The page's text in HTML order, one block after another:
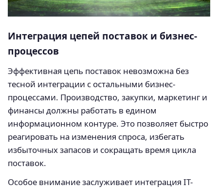
Интеграция цепей поставок и бизнес-
процессов
Эффективная цепь поставок невозможна без
тесной интеграции с остальными бизнес-
процессами. Производство, закупки, маркетинг и
финансы должны работать в едином
информационном контуре. Это позволяет быстро
реагировать на изменения спроса, избегать
избыточных запасов и сокращать время цикла
поставок.
Особое внимание заслуживает интеграция IT-